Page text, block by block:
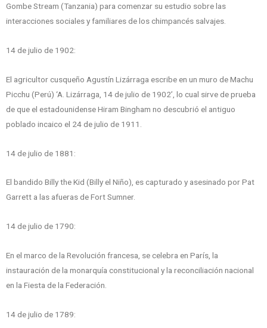
Gombe Stream (Tanzania) para comenzar su estudio sobre las
interacciones sociales y familiares de los chimpancés salvajes.
14 de julio de 1902:
El agricultor cusqueño Agustín Lizárraga escribe en un muro de Machu
Picchu (Perú) ‘A. Lizárraga, 14 de julio de 1902’, lo cual sirve de prueba
de que el estadounidense Hiram Bingham no descubrió el antiguo
poblado incaico el 24 de julio de 1911.
14 de julio de 1881:
El bandido Billy the Kid (Billy el Niño), es capturado y asesinado por Pat
Garrett a las afueras de Fort Sumner.
14 de julio de 1790:
En el marco de la Revolución francesa, se celebra en París, la
instauración de la monarquía constitucional y la reconciliación nacional
en la Fiesta de la Federación.
14 de julio de 1789: